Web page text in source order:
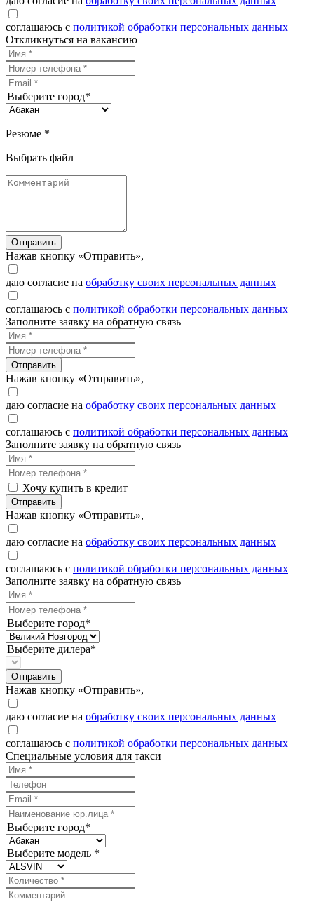
соглашаюсь с политикой обработки персональных данных
Откликнуться на вакансию
Выберите город*
Резюме *
Выбрать файл
Отправить
Нажав кнопку «Отправить»,
даю согласие на обработку своих персональных данных
соглашаюсь с политикой обработки персональных данных
Заполните заявку на обратную связь
Отправить
Нажав кнопку «Отправить»,
даю согласие на обработку своих персональных данных
соглашаюсь с политикой обработки персональных данных
Заполните заявку на обратную связь
Хочу купить в кредит
Отправить
Нажав кнопку «Отправить»,
даю согласие на обработку своих персональных данных
соглашаюсь с политикой обработки персональных данных
Заполните заявку на обратную связь
Выберите город*
Выберите дилера*
Отправить
Нажав кнопку «Отправить»,
даю согласие на обработку своих персональных данных
соглашаюсь с политикой обработки персональных данных
Специальные условия для такси
Выберите город*
Выберите модель *